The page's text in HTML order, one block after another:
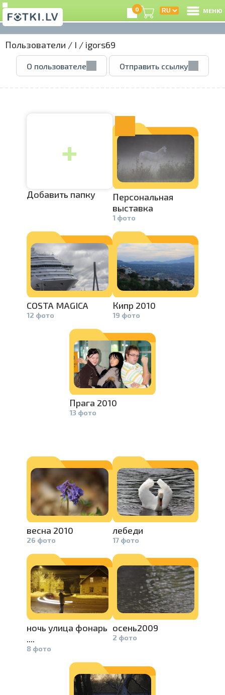
0 МЕНЮ
Проведите,
Пользователи / I / igors69
О пользователе Отправить ссылку
+
Добавить папку Персональн­ая
выставка
1 фото
COSTA MAGICA
12 фото
Кипр 2010
19 фото
Прага 2010
13 фото
весна 2010
26 фото
лебеди
17 фото
ночь улица фонарь
....
8 фото
осень2009
2 фото